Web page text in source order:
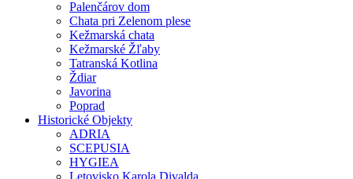
Palenčárov dom
Chata pri Zelenom plese
Kežmarská chata
Kežmarské Žľaby
Tatranská Kotlina
Ždiar
Javorina
Poprad
Historické Objekty
ADRIA
SCEPUSIA
HYGIEA
Letovisko Karola Divalda